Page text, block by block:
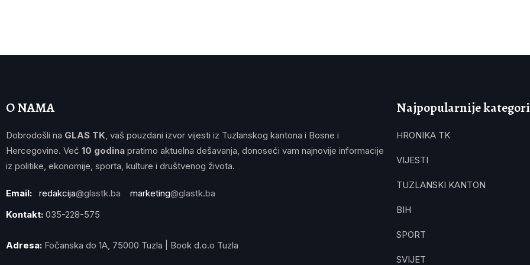
O NAMA
Dobrodošli na GLAS TK, vaš pouzdani izvor vijesti iz Tuzlanskog kantona i Bosne i
Hercegovine. Već 10 godina pratimo aktuelna dešavanja, donoseći vam najnovije informacije
iz politike, ekonomije, sporta, kulture i društvenog života.
Email: redakcija@glastk.ba marketing@glastk.ba
Kontakt: 035-228-575
Adresa: Fočanska do 1A, 75000 Tuzla | Book d.o.o Tuzla
Najpopularnije
HRONIKA TK
VIJESTI
TUZLANSKI KANTON
BIH
SPORT
SVIJET